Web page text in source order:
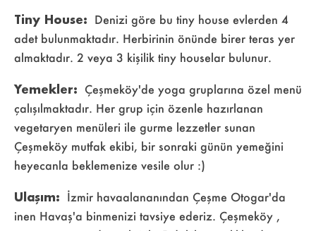
Tiny House: Denizi göre bu tiny house evlerden 4
adet bulunmaktadır. Herbirinin önünde birer teras yer
almaktadır. 2 veya 3 kişilik tiny houselar bulunur.
Yemekler: Çeşmeköy'de yoga gruplarına özel menü
çalışılmaktadır. Her grup için özenle hazırlanan
vegetaryen menüleri ile gurme lezzetler sunan
Çeşmeköy mutfak ekibi, bir sonraki günün yemeğini
heyecanla beklemenize vesile olur :)
Ulaşım: İzmir havaalananından Çeşme Otogar'da
inen Havaş'a binmenizi tavsiye ederiz. Çeşmeköy ,